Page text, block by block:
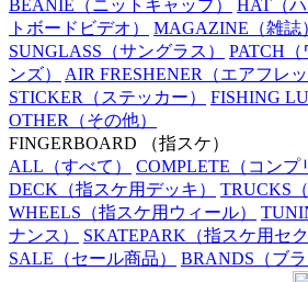
BEANIE （ニットキャップ） HAT （
トボードビデオ）
MAGAZINE （雑誌
SUNGLASS （サングラス） PATCH
ンズ）
AIR FRESHENER （エアフレ
STICKER （ステッカー） FISHING
OTHER （その他）
FINGERBOARD
（指スケ）
ALL （すべて） COMPLETE （コンプ
DECK （指スケ用デッキ） TRUCKS
WHEELS （指スケ用ウィール）
ナンス）
SKATEPARK （指スケ用セ
SALE （セール商品） BRANDS （ブ